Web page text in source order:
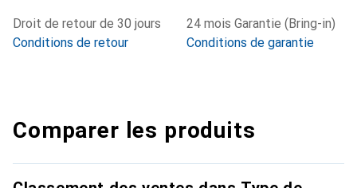
Droit de retour de 30 jours
Conditions de retour
24 mois Garantie (Bring-in)
Conditions de garantie
Comparer les produits